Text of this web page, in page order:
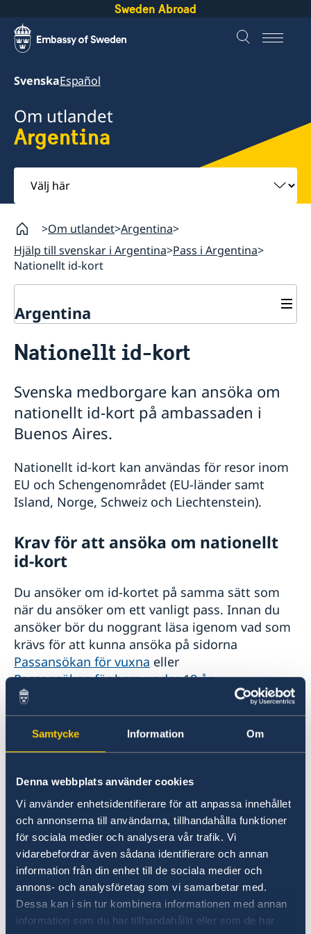
Samtycke Information Om
Denna webbplats använder cookies
Vi använder enhetsidentifierare för att anpassa innehållet
och annonserna till användarna, tillhandahålla funktioner
för sociala medier och analysera vår trafik. Vi
vidarebefordrar även sådana identifierare och annan
information från din enhet till de sociala medier och
annons- och analysföretag som vi samarbetar med.
Dessa kan i sin tur kombinera informationen med annan
information som du har tillhandahållit eller som de har
Sweden Abroad
SvenskaEspañol
Om utlandet
Argentina
Välj
här
Om utlandet Argentina
Hjälp till svenskar i Argentina Pass i Argentina
Nationellt id-kort
Argentina
Hjälp till svenskar i Argentina
Pass i Argentina
Passansökan för vuxna
Passansökan för barn under 18 år
Nationellt id-kort
Provisoriskt pass
Samordningsnummer
Förlust av pass
Hämta färdigt pass eller id-kort
Polisanmälan
Förlust av pass eller bankkort
Om du behöver uppsöka sjukhus eller läkare
Om du behöver någonstans att bo
Viktiga telefonnummer
Svenskt medborgarskap i Argentina
Medbor­gar­skap för barn med svensk pappa födda
utom­lands före 1 april 2015
Förlora eller behålla svenskt medborgarskap
Dubbelt medborgarskap
Levnadsintyg i Argentina
Gifta sig i Argentina
Dödsfall i Argentina
Arv i Argentina
Juridisk hjälp i Argentina
Legaliseringar i Argentina
Avgifter i Argentina
Reseinformation Argentina
Ambassadens reseinformation – Argentina
Aktuella händelser
Allmänna säkerhetsläget
Naturförhållanden och katastrofer
In- och utresebestämmelser
Hälso- och sjukvård
Lokala lagar och sedvänjor
Kriminalitet och personlig säkerhet
Trafiksäkerhet
Inför resan till Argentina
Nationellt id-kort
Svenska medborgare kan ansöka om
nationellt id-kort på ambassaden i
Buenos Aires.
Nationellt id-kort kan användas för resor inom
EU och Schengenområdet (EU-länder samt
Island, Norge, Schweiz och Liechtenstein).
Krav för att ansöka om nationellt
id-kort
Du ansöker om id-kortet på samma sätt som
när du ansöker om ett vanligt pass. Innan du
ansöker bör du noggrant läsa igenom vad som
krävs för att kunna ansöka på sidorna
Passansökan för vuxna eller
Passansökan för barn under 18 år.
Tidsbokning
Boka tid för att ansöka om nationellt id-kort
ambassadens elektroniska bokningssystem
Avgift
Det kostar motsvarande 1600 kronor att
ansöka om nationellt id-kort utomlands. Du
betalar i argentinska pesos med kort eller
kontant.